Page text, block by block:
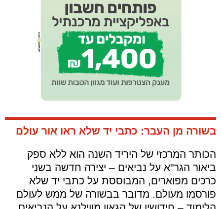
בשורה מן העבר: כתבי יד שלא ראו אור עולם
הכותר המרכזי של היריד השנה הוא ללא ספק
ביאור הגר"א על נביאים – יצירה חדשה בשני
כרכים מפוארים, המבוססת על כתבי יד שלא
פורסמו מעולם. מדובר בבשורה של ממש לעולם